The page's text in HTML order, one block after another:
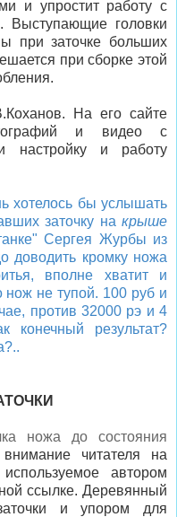
и упростит работу с
Выступающие головки
при заточке больших
при сборке этой
На его сайте
и видео с
настройку и работу
хотелось бы услышать
заточку на крыше
Сергея Журбы из
доводить кромку ножа
вполне хватит и
нож не тупой. 100 руб и
против 32000 рэ и 4
результат?
ножа до состояния
читателя на
автором
ссылке. Деревянный
и упором для